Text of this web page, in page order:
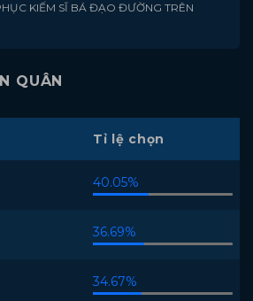
KIẾM SĨ BÁ ĐẠO ĐƯỜNG TRÊN
QUÂN
Tỉ lệ chọn
40.05%
36.69%
34.67%